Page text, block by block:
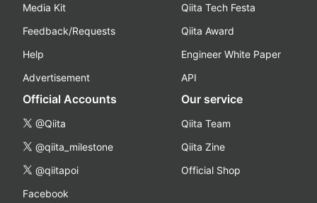
Media Kit
Feedback/Requests
Help
Advertisement
Qiita Tech Festa
Qiita Award
Engineer White Paper
API
Official Accounts
@Qiita
@qiita_milestone
@qiitapoi
Facebook
Our service
Qiita Team
Qiita Zine
Official Shop